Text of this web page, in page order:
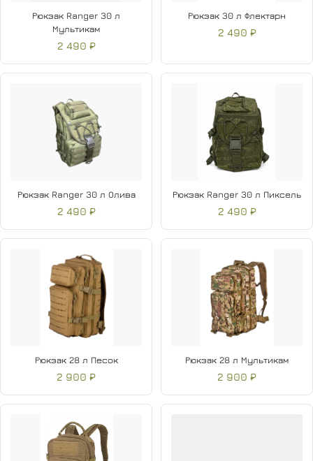
Рюкзак Ranger 30 л
Мультикам
2 490 ₽
Рюкзак 30 л Флектарн
2 490 ₽
Рюкзак Ranger 30 л Олива
2 490 ₽
Рюкзак Ranger 30 л Пиксель
2 490 ₽
Рюкзак 28 л Песок
2 900 ₽
Рюкзак 28 л Мультикам
2 900 ₽